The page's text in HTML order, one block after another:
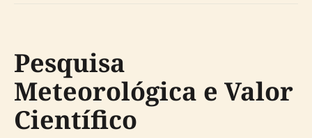
Pesquisa
Meteorológica e Valor
Científico